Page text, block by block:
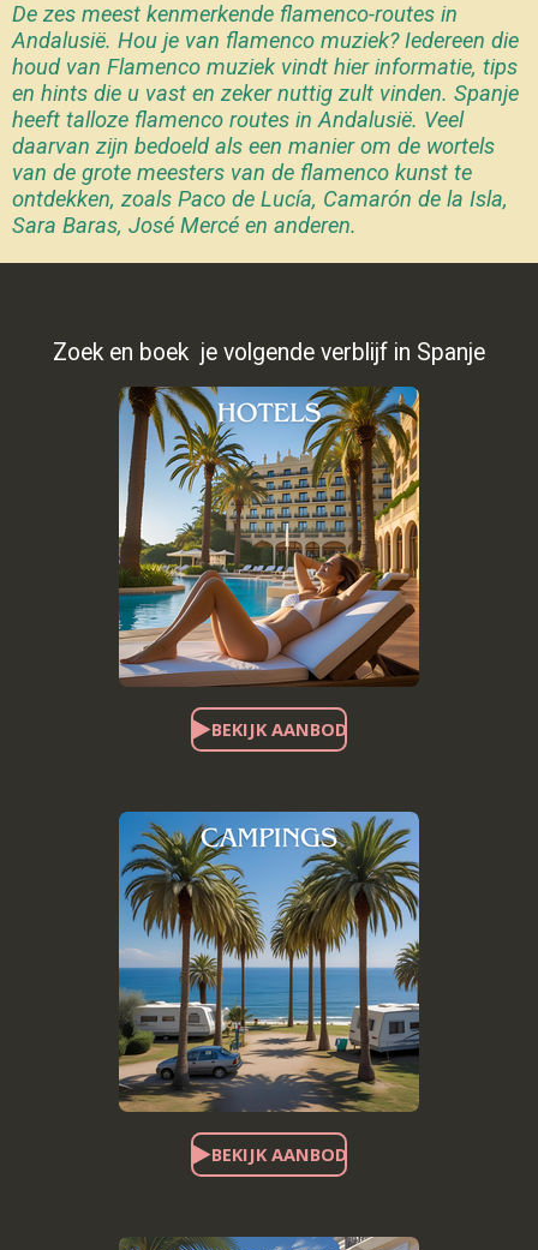
De zes meest kenmerkende flamenco-routes in
Andalusië. Hou je van flamenco muziek? Iedereen die
houd van Flamenco muziek vindt hier informatie, tips
en hints die u vast en zeker nuttig zult vinden. Spanje
heeft talloze flamenco routes in Andalusië. Veel
daarvan zijn bedoeld als een manier om de wortels
van de grote meesters van de flamenco kunst te
ontdekken, zoals Paco de Lucía, Camarón de la Isla,
Sara Baras, José Mercé en anderen.
Zoek en boek je volgende verblijf in Spanje
BEKIJK AANBOD
BEKIJK AANBOD